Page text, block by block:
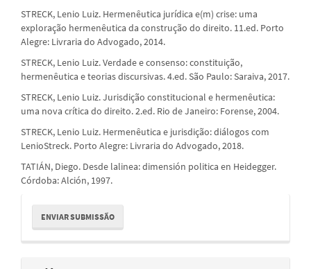
STRECK, Lenio Luiz. Hermenêutica jurídica e(m) crise: uma
exploração hermenêutica da construção do direito. 11.ed. Porto
Alegre: Livraria do Advogado, 2014.
STRECK, Lenio Luiz. Verdade e consenso: constituição,
hermenêutica e teorias discursivas. 4.ed. São Paulo: Saraiva, 2017.
STRECK, Lenio Luiz. Jurisdição constitucional e hermenêutica:
uma nova crítica do direito. 2.ed. Rio de Janeiro: Forense, 2004.
STRECK, Lenio Luiz. Hermenêutica e jurisdição: diálogos com
LenioStreck. Porto Alegre: Livraria do Advogado, 2018.
TATIÁN, Diego. Desde lalinea: dimensión politica en Heidegger.
Córdoba: Alción, 1997.
Enviar
Submissão
ENVIAR SUBMISSÃO